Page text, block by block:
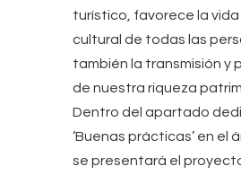
turístico, favorece la vida
cultural de todas las
también la transmisión y
de nuestra riqueza
Dentro del apartado
‘Buenas prácticas’ en el
se presentará el